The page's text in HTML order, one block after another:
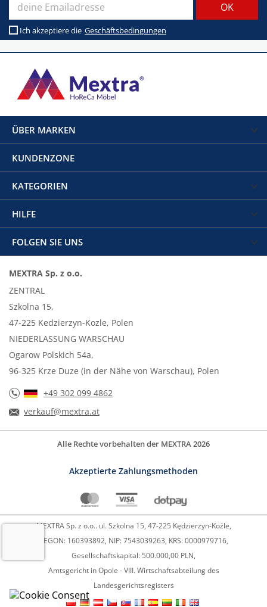
Ich akzeptiere die Geschäftsbedingungen
ÜBER MARKEN
KUNDENZONE
KATEGORIEN
HILFE
FOLGEN SIE UNS
MEXTRA Sp. z o.o.
ZENTRAL
Szkolna 15,
47-225 Kedzierzyn-Kozle, Polen
NIEDERLASSUNG WARSCHAU
Ogarow Polskich 54a,
96-325 Krze Duze (in der Nähe von Warschau), Polen
+49 302 099 4862
verkauf@mextra.at
Alle Rechte vorbehalten der MEXTRA 2026
Akzeptierte Zahlungsmethoden
MEXTRA Sp. z o.o.. ul. Szkolna 15, 47-225 Kędzierzyn-Koźle,
REGON: 160393892, NIP: 7543039263, KRS: 0000979716,
Gesellschaftskapital: 500.000,00 PLN,
Amtsgericht in Opole - VIII. Wirtschaftsabteilung des
Landesgerichtsregisters